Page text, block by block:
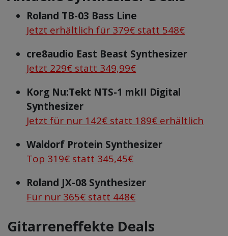
Roland TB-03 Bass Line
Jetzt erhältlich für 379€ statt 548€
cre8audio East Beast Synthesizer
Jetzt 229€ statt 349,99€
Korg Nu:Tekt NTS-1 mkII Digital
Synthesizer
Jetzt für nur 142€ statt 189€ erhältlich
Waldorf Protein Synthesizer
Top 319€ statt 345,45€
Roland JX-08 Synthesizer
Für nur 365€ statt 448€
Gitarreneffekte Deals